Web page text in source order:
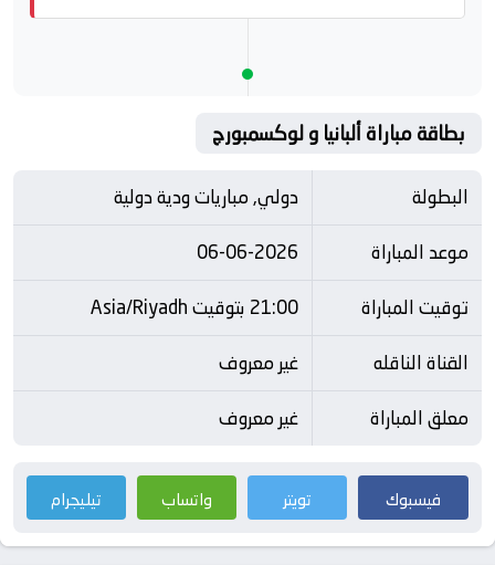
بطاقة مباراة ألبانيا و لوكسمبورج
البطولة
دولي, مباريات ودية دولية
موعد المباراة
06-06-2026
توقيت المباراة
21:00 بتوقيت Asia/Riyadh
القناة الناقله
غير معروف
معلق المباراة
غير معروف
فيسبوك تويتر واتساب تيليجرام